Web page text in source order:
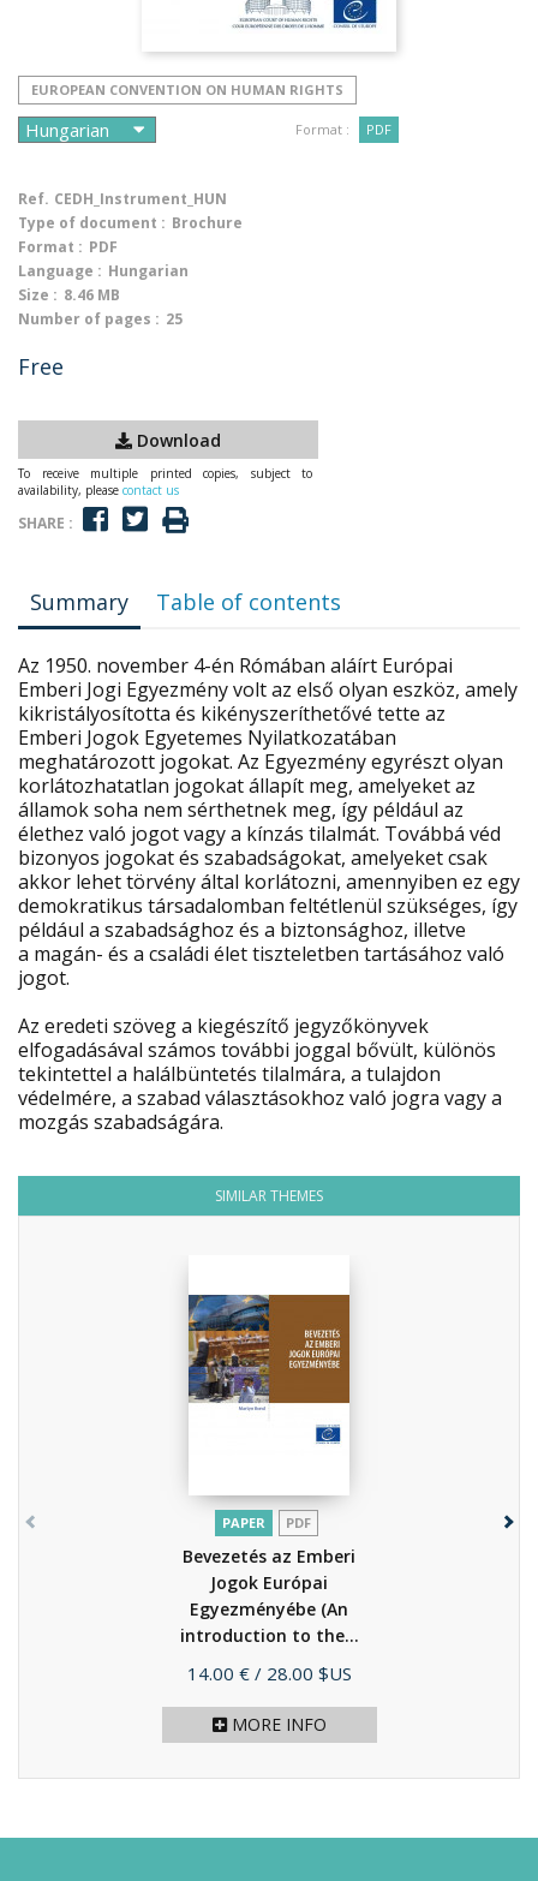
EUROPEAN CONVENTION ON HUMAN RIGHTS
Format : PDF
Ref. CEDH_Instrument_HUN
Type of document : Brochure
Format : PDF
Language : Hungarian
Size : 8.46 MB
Number of pages : 25
Free
Download
To receive multiple printed copies, subject to
availability, please contact us
SHARE :
Summary Table of contents
Az 1950. november 4-én Rómában aláírt Európai
Emberi Jogi Egyezmény volt az első olyan eszköz, amely
kikristályosította és kikényszeríthetővé tette az
Emberi Jogok Egyetemes Nyilatkozatában
meghatározott jogokat. Az Egyezmény egyrészt olyan
korlátozhatatlan jogokat állapít meg, amelyeket az
államok soha nem sérthetnek meg, így például az
élethez való jogot vagy a kínzás tilalmát. Továbbá véd
bizonyos jogokat és szabadságokat, amelyeket csak
akkor lehet törvény által korlátozni, amennyiben ez egy
demokratikus társadalomban feltétlenül szükséges, így
például a szabadsághoz és a biztonsághoz, illetve
a magán- és a családi élet tiszteletben tartásához való
jogot.
Az eredeti szöveg a kiegészítő jegyzőkönyvek
elfogadásával számos további joggal bővült, különös
tekintettel a halálbüntetés tilalmára, a tulajdon
védelmére, a szabad választásokhoz való jogra vagy a
mozgás szabadságára.
SIMILAR THEMES
PAPER PDF
Bevezetés az Emberi
Jogok Európai
Egyezményébe (An
introduction to the...
Price
14.00 € / 28.00 $US
MORE INFO